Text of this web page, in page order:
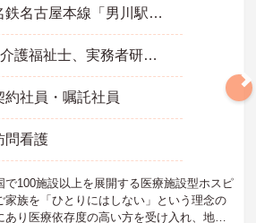
名鉄名古屋本線「男川駅」バス・車5分
■介護福祉士、実務者研修、初任者研修 いずれか ※特養、老健、病院、有老などの実務経験1年以上ある方 ※身体介護の経験年以上ある方、機械浴の使用の経験のある方歓迎
約社員・嘱託社員
問看護
で100施設以上を展開する医療施設型ホスピ
家族を「ひとりにはしない」という理念の
り医療依存度の高い方を受け入れ、地域